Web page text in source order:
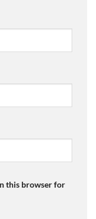
this browser for